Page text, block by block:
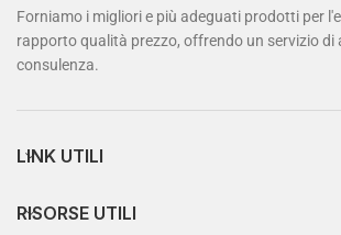
Forniamo i migliori e più adeguati prodotti per
rapporto qualità prezzo, offrendo un servizio di
consulenza.
LINK UTILI
RISORSE UTILI